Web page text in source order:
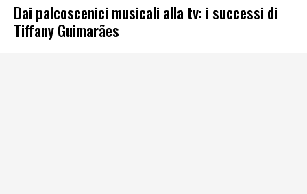
Dai palcoscenici musicali alla tv: i successi di
Tiffany Guimarães